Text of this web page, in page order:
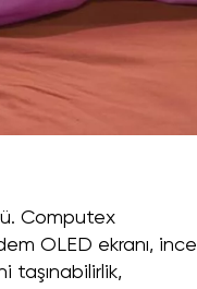
Computex
OLED ekranı, ince
taşınabilirlik,